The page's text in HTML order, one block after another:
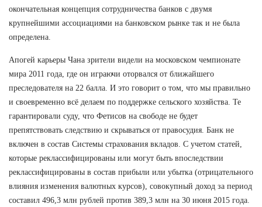
окончательная концепция сотрудничества банков с двумя
крупнейшими ассоциациями на банковском рынке так и не была
определена.
Апогей карьеры Чана зрители видели на московском чемпионате
мира 2011 года, где он играючи оторвался от ближайшего
преследователя на 22 балла. И это говорит о том, что мы правильно
и своевременно всё делаем по поддержке сельского хозяйства. Те
гарантировали суду, что Фетисов на свободе не будет
препятствовать следствию и скрываться от правосудия. Банк не
включен в состав Системы страхования вкладов. С учетом статей,
которые реклассифицированы или могут быть впоследствии
реклассифицированы в состав прибыли или убытка (отрицательного
влияния изменения валютных курсов), совокупный доход за период
составил 496,3 млн рублей против 389,3 млн на 30 июня 2015 года.